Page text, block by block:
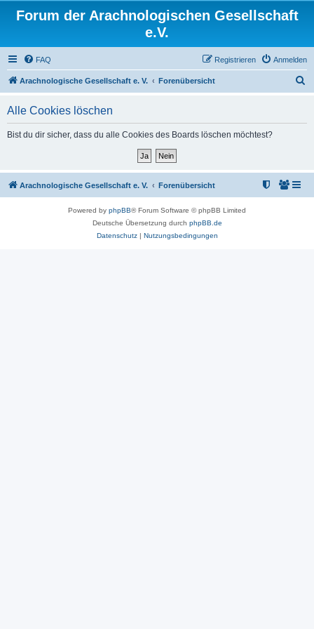
Forum der Arachnologischen Gesellschaft
e.V.
FAQ Anmelden
Registrieren
Arachnologische Gesellschaft e. V. Forenübersicht
Alle Cookies löschen
Bist du dir sicher, dass du alle Cookies des Boards löschen möchtest?
Arachnologische Gesellschaft e. V. Forenübersicht
Powered by phpBB® Forum Software © phpBB Limited
Deutsche Übersetzung durch phpBB.de
Datenschutz| Nutzungsbedingungen